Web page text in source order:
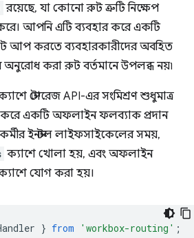
রয়েছে, যা কোনো রুট ত্রুটি নিক্ষেপ
করে। আপনি এটি ব্যবহার করে একটি
আপ করতে ব্যবহারকারীদের অবহিত
অনুরোধ করা রুট বর্তমানে উপলব্ধ নয়৷
স্টোরেজ API-এর সংমিশ্রণ শুধুমাত্র
একটি অফলাইন ফলব্যাক প্রদান
ইনস্টল লাইফসাইকেলের সময়,
ক্যাশে খোলা হয়, এবং অফলাইন
যোগ করা হয়।
} from 'workbox-routing' ;